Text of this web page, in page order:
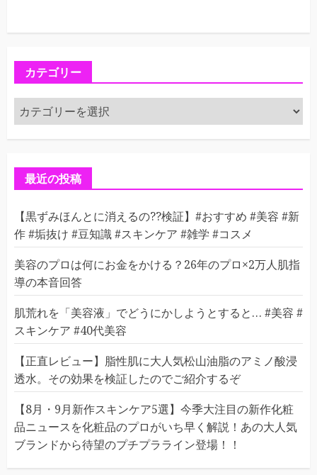
カテゴリー
カ
テ
ゴ
最近の投稿
【黒ずみほんとに消えるの??検証】#おすすめ #美容 #新
作 #垢抜け #豆知識 #スキンケア #雑学 #コスメ
美容のプロは何にお金をかける？26年のプロ×2万人肌指
導の本音回答
肌荒れを「美容液」でどうにかしようとすると… #美容 #
スキンケア #40代美容
【正直レビュー】脂性肌に大人気松山油脂のアミノ酸浸
透水。その効果を検証したのでご紹介するぞ
【8月・9月新作スキンケア5選】今季大注目の新作化粧
品ニュースを化粧品のプロがいち早く解説！あの大人気
ブランドから待望のプチプラライン登場！！